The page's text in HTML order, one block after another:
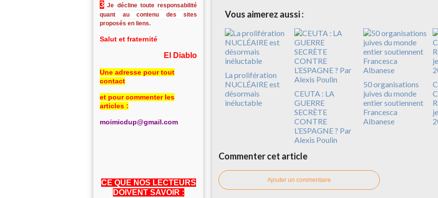
3 Je décline toute responsabilité
quant au contenu des sites
proposés en liens.
Salut et fraternité
El Diablo
Une adresse pour tout
contact
et pour commenter les
articles :
moimicdup@gmail.com
CE QUE NOS LECTEURS
DOIVENT SAVOIR :
Vous aimerez aussi :
La prolifération
NUCLÉAIRE est
désormais
inéluctable
CEUTA : LA
GUERRE
SECRÈTE
CONTRE
L’ESPAGNE ? Par
Alexis Poulin
50 organisations
juives du monde
entier soutiennent
Francesca
Albanese
Commenter cet article
Ajouter un commentaire